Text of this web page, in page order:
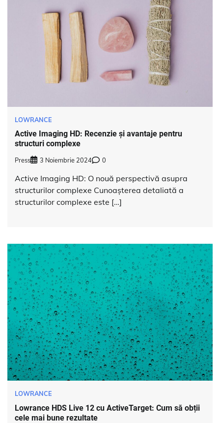
LOWRANCE
Active Imaging HD: Recenzie și avantaje pentru
structuri complexe
Press 3 Noiembrie 2024 0
Active Imaging HD: O nouă perspectivă asupra
structurilor complexe Cunoașterea detaliată a
structurilor complexe este […]
LOWRANCE
Lowrance HDS Live 12 cu ActiveTarget: Cum să obții
cele mai bune rezultate